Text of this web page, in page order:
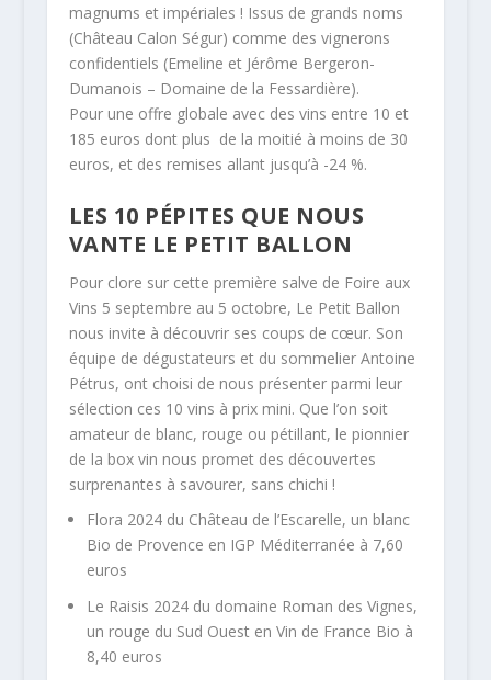
magnums et impériales ! Issus de grands noms
(Château Calon Ségur) comme des vignerons
confidentiels (Emeline et Jérôme Bergeron-
Dumanois – Domaine de la Fessardière).
Pour une offre globale avec des vins entre 10 et
185 euros dont plus de la moitié à moins de 30
euros, et des remises allant jusqu’à -24 %.
LES 10 PÉPITES QUE NOUS
VANTE LE PETIT BALLON
Pour clore sur cette première salve de Foire aux
Vins 5 septembre au 5 octobre, Le Petit Ballon
nous invite à découvrir ses coups de cœur. Son
équipe de dégustateurs et du sommelier Antoine
Pétrus, ont choisi de nous présenter parmi leur
sélection ces 10 vins à prix mini. Que l’on soit
amateur de blanc, rouge ou pétillant, le pionnier
de la box vin nous promet des découvertes
surprenantes à savourer, sans chichi !
Flora 2024 du Château de l’Escarelle, un blanc
Bio de Provence en IGP Méditerranée à 7,60
euros
Le Raisis 2024 du domaine Roman des Vignes,
un rouge du Sud Ouest en Vin de France Bio à
8,40 euros